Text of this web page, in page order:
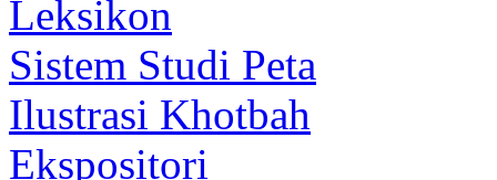
Leksikon
Sistem Studi Peta
Ilustrasi Khotbah
Ekspositori